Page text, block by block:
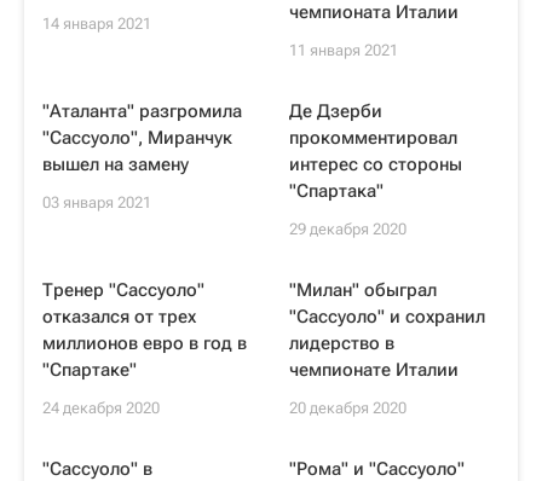
14 января 2021
чемпионата Италии
11 января 2021
"Аталанта" разгромила
"Сассуоло", Миранчук
вышел на замену
03 января 2021
Де Дзерби
прокомментировал
интерес со стороны
"Спартака"
29 декабря 2020
Тренер "Сассуоло"
отказался от трех
миллионов евро в год в
"Спартаке"
24 декабря 2020
"Милан" обыграл
"Сассуоло" и сохранил
лидерство в
чемпионате Италии
20 декабря 2020
"Сассуоло" в
"Рома" и "Сассуоло"